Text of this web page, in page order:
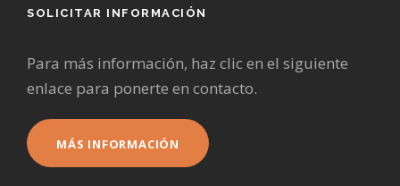
SOLICITAR INFORMACIÓN
Para más información, haz clic en el siguiente
enlace para ponerte en contacto.
MÁS INFORMACIÓN